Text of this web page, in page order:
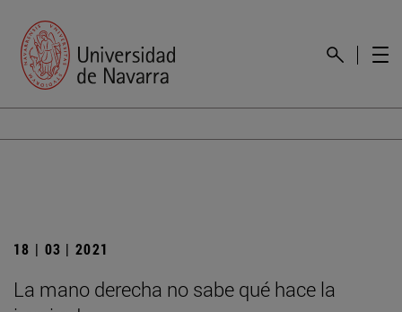
18 | 03 | 2021
La mano derecha no sabe qué hace la